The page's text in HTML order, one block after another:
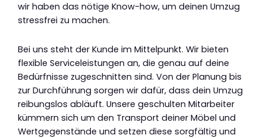
wir haben das nötige Know-how, um deinen Umzug
stressfrei zu machen.
Bei uns steht der Kunde im Mittelpunkt. Wir bieten
flexible Serviceleistungen an, die genau auf deine
Bedürfnisse zugeschnitten sind. Von der Planung bis
zur Durchführung sorgen wir dafür, dass dein Umzug
reibungslos abläuft. Unsere geschulten Mitarbeiter
kümmern sich um den Transport deiner Möbel und
Wertgegenstände und setzen diese sorgfältig und